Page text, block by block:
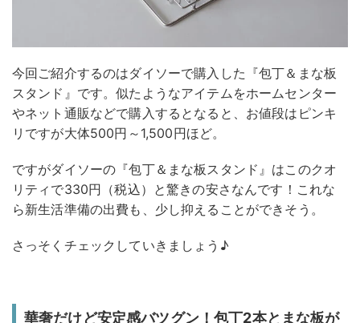
今回ご紹介するのはダイソーで購入した『包丁＆まな板
スタンド』です。似たようなアイテムをホームセンター
やネット通販などで購入するとなると、お値段はピンキ
リですが大体500円～1,500円ほど。
ですがダイソーの『包丁＆まな板スタンド』はこのクオ
リティで330円（税込）と驚きの安さなんです！これな
ら新生活準備の出費も、少し抑えることができそう。
さっそくチェックしていきましょう♪
華奢だけど安定感バツグン！包丁2本とまな板が